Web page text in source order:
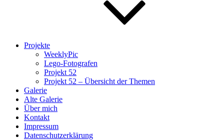
Projekte
WeeklyPic
Lego-Fotografen
Projekt 52
Projekt 52 – Übersicht der Themen
Galerie
Alte Galerie
Über mich
Kontakt
Impressum
Datenschutzerklärung